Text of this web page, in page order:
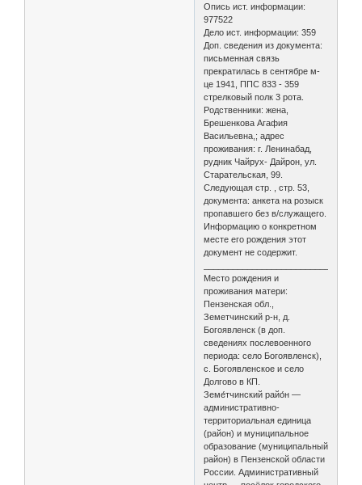
Опись ист. информации:
977522
Дело ист. информации: 359
Доп. сведения из документа:
письменная связь
прекратилась в сентябре м-
це 1941, ППС 833 - 359
стрелковый полк 3 рота.
Родственники: жена,
Брешенкова Агафия
Васильевна,; адрес
проживания: г. Ленинабад,
рудник Чайрух- Дайрон, ул.
Старательская, 99.
Следующая стр. , стр. 53,
документа: анкета на розыск
пропавшего без в/служащего.
Информацию о конкретном
месте его рождения этот
документ не содержит.
Место рождения и
проживания матери:
Пензенская обл.,
Земетчинский р-н, д.
Богоявленск (в доп.
сведениях послевоенного
периода: село Богоявленск),
с. Богоявленское и село
Долгово в КП.
Земе́тчинский райо́н —
административно-
территориальная единица
(район) и муниципальное
образование (муниципальный
район) в Пензенской области
России. Административный